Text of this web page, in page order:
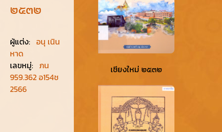
๒๕๓๒
ผู้แต่ง: อนุ เนิน
หาด
เลขหมู่: ภน
959.362 อ154ช
2566
เชียงใหม่ ๒๕๓๒